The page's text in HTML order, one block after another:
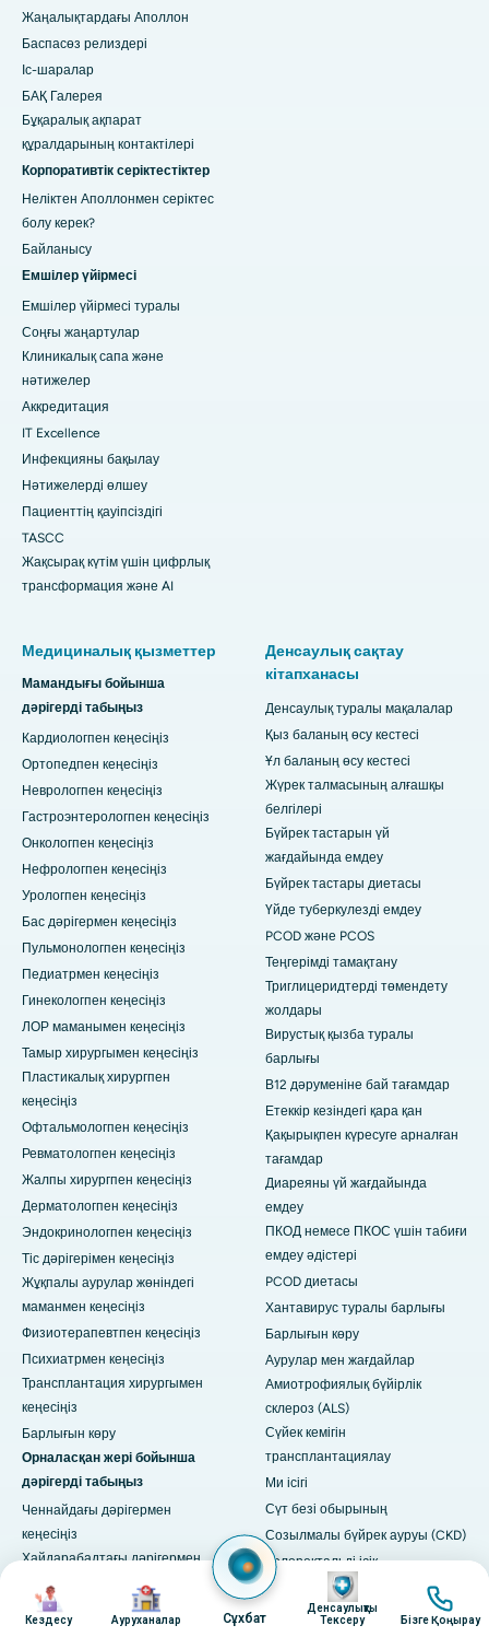
Жаңалықтардағы Аполлон
Баспасөз релиздері
Іс-шаралар
БАҚ Галерея
Бұқаралық ақпарат
құралдарының контактілері
Корпоративтік серіктестіктер
Неліктен Аполлонмен серіктес
болу керек?
Байланысу
Емшілер үйірмесі
Емшілер үйірмесі туралы
Соңғы жаңартулар
Клиникалық сапа және
нәтижелер
Аккредитация
IT Excellence
Инфекцияны бақылау
Нәтижелерді өлшеу
Пациенттің қауіпсіздігі
TASCC
Жақсырақ күтім үшін цифрлық
трансформация және AI
Медициналық қызметтер
Мамандығы бойынша
дәрігерді табыңыз
Кардиологпен кеңесіңіз
Ортопедпен кеңесіңіз
Неврологпен кеңесіңіз
Гастроэнтерологпен кеңесіңіз
Онкологпен кеңесіңіз
Нефрологпен кеңесіңіз
Урологпен кеңесіңіз
Бас дәрігермен кеңесіңіз
Пульмонологпен кеңесіңіз
Педиатрмен кеңесіңіз
Гинекологпен кеңесіңіз
ЛОР маманымен кеңесіңіз
Тамыр хирургымен кеңесіңіз
Пластикалық хирургпен
кеңесіңіз
Офтальмологпен кеңесіңіз
Ревматологпен кеңесіңіз
Жалпы хирургпен кеңесіңіз
Дерматологпен кеңесіңіз
Эндокринологпен кеңесіңіз
Тіс дәрігерімен кеңесіңіз
Жұқпалы аурулар жөніндегі
маманмен кеңесіңіз
Физиотерапевтпен кеңесіңіз
Психиатрмен кеңесіңіз
Трансплантация хирургымен
кеңесіңіз
Барлығын көру
Орналасқан жері бойынша
дәрігерді табыңыз
Ченнайдағы дәрігермен
кеңесіңіз
Хайдарабадтағы дәрігермен
кеңесіңіз
Бангалордағы дәрігермен
кеңесіңіз
Денсаулық сақтау
кітапханасы
Денсаулық туралы мақалалар
Қыз баланың өсу кестесі
Ұл баланың өсу кестесі
Жүрек талмасының алғашқы
белгілері
Бүйрек тастарын үй
жағдайында емдеу
Бүйрек тастары диетасы
Үйде туберкулезді емдеу
PCOD және PCOS
Теңгерімді тамақтану
Триглицеридтерді төмендету
жолдары
Вирустық қызба туралы
барлығы
В12 дәруменіне бай тағамдар
Етеккір кезіндегі қара қан
Қақырықпен күресуге арналған
тағамдар
Диареяны үй жағдайында
емдеу
ПКОД немесе ПКОС үшін табиғи
емдеу әдістері
PCOD диетасы
Хантавирус туралы барлығы
Барлығын көру
Аурулар мен жағдайлар
Амиотрофиялық бүйірлік
склероз (ALS)
Сүйек кемігін
трансплантациялау
Ми ісігі
Сүт безі обырының
Созылмалы бүйрек ауруы (CKD)
Колоректальді ісік
ЖИА
Қант диабеті
бейне
Кездесу
бейне
Ауруханалар Сұхбат
бейне
Денсаулықты
Тексеру
бейне
Бізге Қоңырау